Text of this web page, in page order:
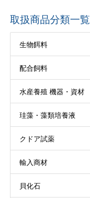
取扱商品分類一覧
生物餌料
配合飼料
水産養殖 機器・資材
珪藻・藻類培養液
クドア試薬
輸入商材
貝化石